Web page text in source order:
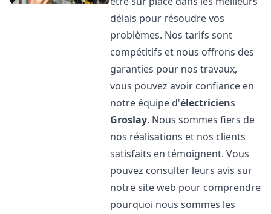
délais pour résoudre vos
problèmes. Nos tarifs sont
compétitifs et nous offrons des
garanties pour nos travaux,
vous pouvez avoir confiance en
notre équipe d'électriciens
Groslay. Nous sommes fiers de
nos réalisations et nos clients
satisfaits en témoignent. Vous
pouvez consulter leurs avis sur
notre site web pour comprendre
pourquoi nous sommes les